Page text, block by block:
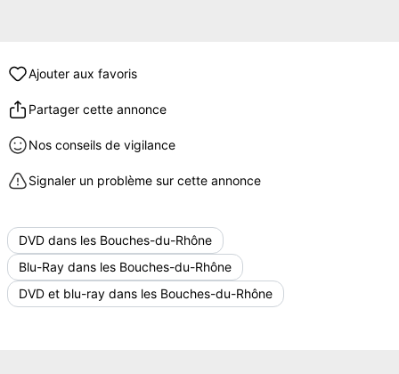
Ajouter aux favoris
Partager cette annonce
Nos conseils de vigilance
Signaler un problème sur cette annonce
DVD dans les Bouches-du-Rhône
Blu-Ray dans les Bouches-du-Rhône
DVD et blu-ray dans les Bouches-du-Rhône